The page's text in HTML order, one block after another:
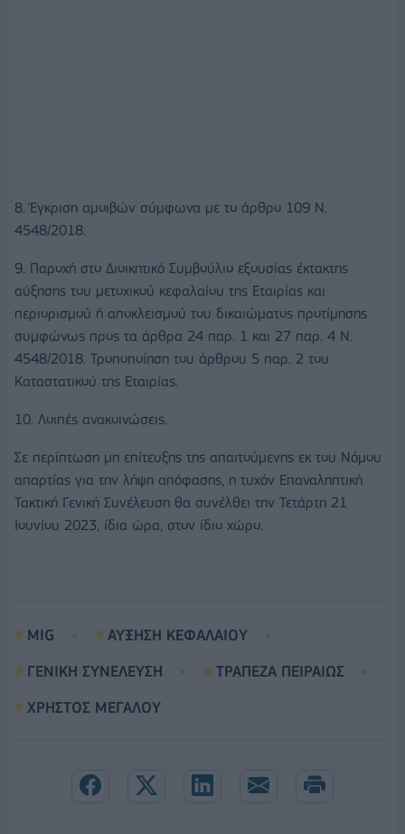
8. Έγκριση αμοιβών σύμφωνα με το άρθρο 109 Ν.
4548/2018.
9. Παροχή στο Διοικητικό Συμβούλιο εξουσίας έκτακτης
αύξησης του μετοχικού κεφαλαίου της Εταιρίας και
περιορισμού ή αποκλεισμού του δικαιώματος προτίμησης
συμφώνως προς τα άρθρα 24 παρ. 1 και 27 παρ. 4 N.
4548/2018. Τροποποίηση του άρθρου 5 παρ. 2 του
Καταστατικού της Εταιρίας.
10. Λοιπές ανακοινώσεις.
Σε περίπτωση μη επίτευξης της απαιτούμενης εκ του Νόμου
απαρτίας για την λήψη απόφασης, η τυχόν Επαναληπτική
Τακτική Γενική Συνέλευση θα συνέλθει την Τετάρτη 21
Ιουνίου 2023, ίδια ώρα, στον ίδιο χώρο.
MIG
ΑΥΞΗΣΗ ΚΕΦΑΛΑΙΟΥ
ΓΕΝΙΚΗ ΣΥΝΕΛΕΥΣΗ
ΤΡΑΠΕΖΑ ΠΕΙΡΑΙΩΣ
ΧΡΗΣΤΟΣ ΜΕΓΑΛΟΥ